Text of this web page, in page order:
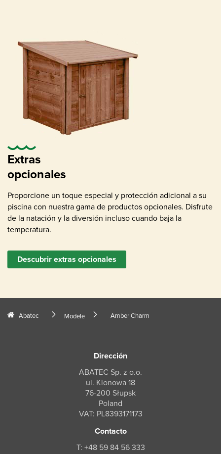
Extras
opcionales
Proporcione un toque especial y protección adicional a su
piscina con nuestra gama de productos opcionales. Disfrute
de la natación y la diversión incluso cuando baja la
temperatura.
Descubrir extras opcionales
Abatec Modele Amber Charm
Dirección
ABATEC Sp. z o.o.
ul. Klonowa 18
76-200 Słupsk
Poland
VAT: PL8393171173
Contacto
T: +48 59 84 56 333